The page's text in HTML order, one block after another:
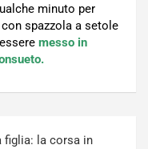
minuto per
spazzola a setole
messo in
figlia: la corsa in